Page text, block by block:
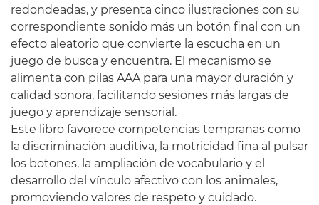
redondeadas, y presenta cinco ilustraciones con su
correspondiente sonido más un botón final con un
efecto aleatorio que convierte la escucha en un
juego de busca y encuentra. El mecanismo se
alimenta con pilas AAA para una mayor duración y
calidad sonora, facilitando sesiones más largas de
juego y aprendizaje sensorial.
Este libro favorece competencias tempranas como
la discriminación auditiva, la motricidad fina al pulsar
los botones, la ampliación de vocabulario y el
desarrollo del vínculo afectivo con los animales,
promoviendo valores de respeto y cuidado.